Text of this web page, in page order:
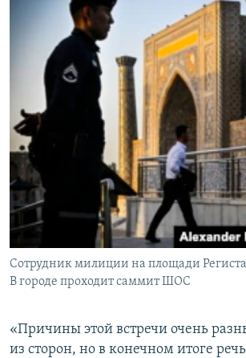
Сотрудник милиции на площади
В городе проходит саммит ШОС
«Причины этой встречи очень
из сторон, но в конечном итоге